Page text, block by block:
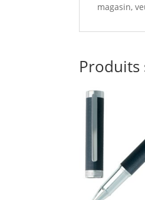
magasin,